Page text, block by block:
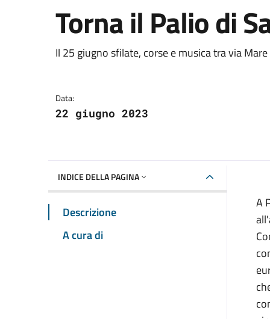
Torna il Palio di
Dettagli della notizia
Il 25 giugno sfilate, corse e musica tra via
Data:
22 giugno 2023
INDICE DELLA PAGINA
Descrizione
A cura di
A